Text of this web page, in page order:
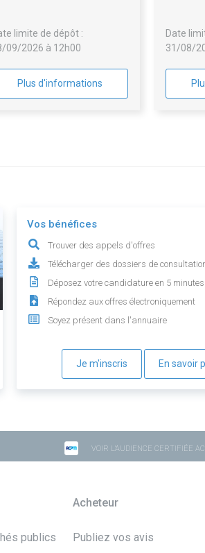
limite de dépôt :
09/2026 à 12h00
Plus d'informations
Date
31/08/
Vos bénéfices
Trouver des appels d'offres
Télécharger des dossiers de
Déposez votre candidature en 5 minutes
Répondez aux offres électroniquement
Soyez présent dans l'annuaire
Je m'inscris En savoir
VOIR L'AUDIENCE CERTIFIÉE
publics
Acheteur
Publiez vos avis